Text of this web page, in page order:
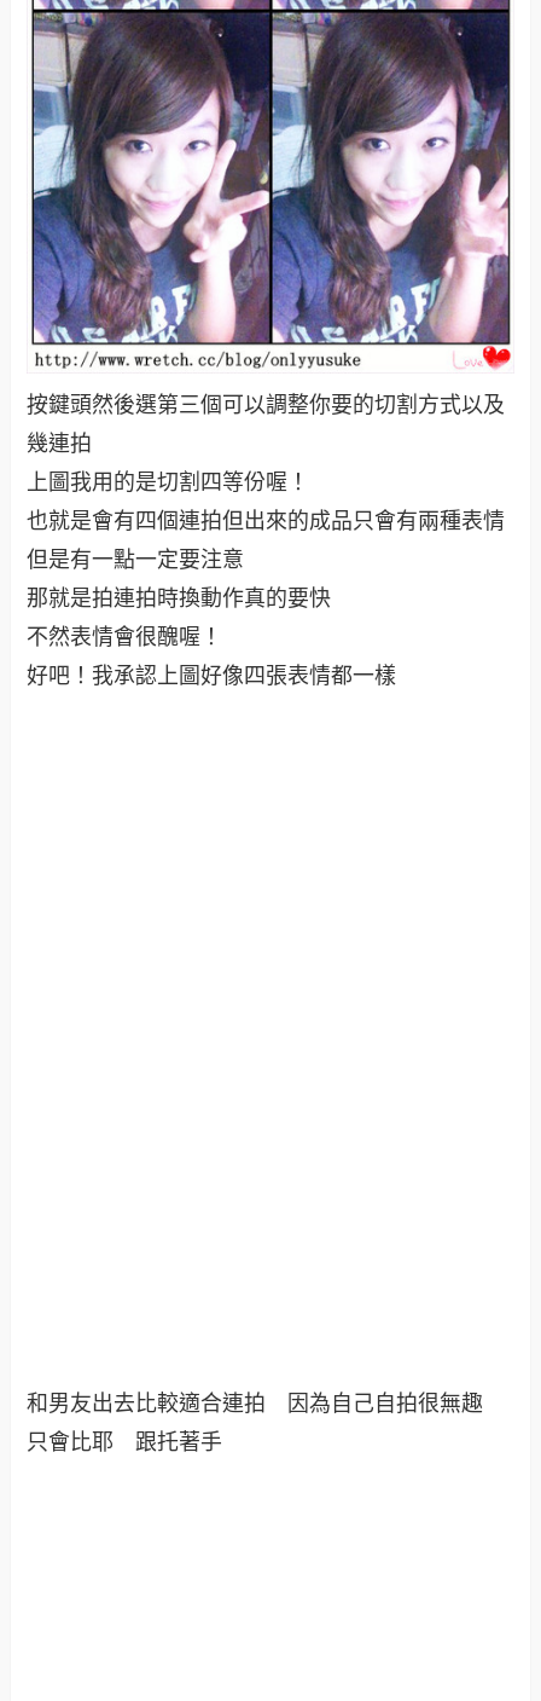
按鍵頭然後選第三個可以調整你要的切割方式以及
幾連拍
上圖我用的是切割四等份喔！
也就是會有四個連拍但出來的成品只會有兩種表情
但是有一點一定要注意
那就是拍連拍時換動作真的要快
不然表情會很醜喔！
好吧！我承認上圖好像四張表情都一樣
和男友出去比較適合連拍 因為自己自拍很無趣
只會比耶 跟托著手